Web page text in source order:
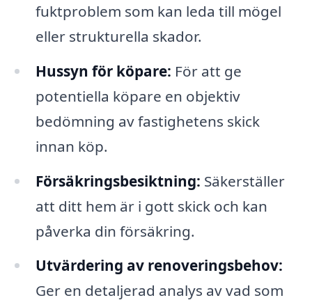
fuktproblem som kan leda till mögel
eller strukturella skador.
Hussyn för köpare: För att ge
potentiella köpare en objektiv
bedömning av fastighetens skick
innan köp.
Försäkringsbesiktning: Säkerställer
att ditt hem är i gott skick och kan
påverka din försäkring.
Utvärdering av renoveringsbehov:
Ger en detaljerad analys av vad som